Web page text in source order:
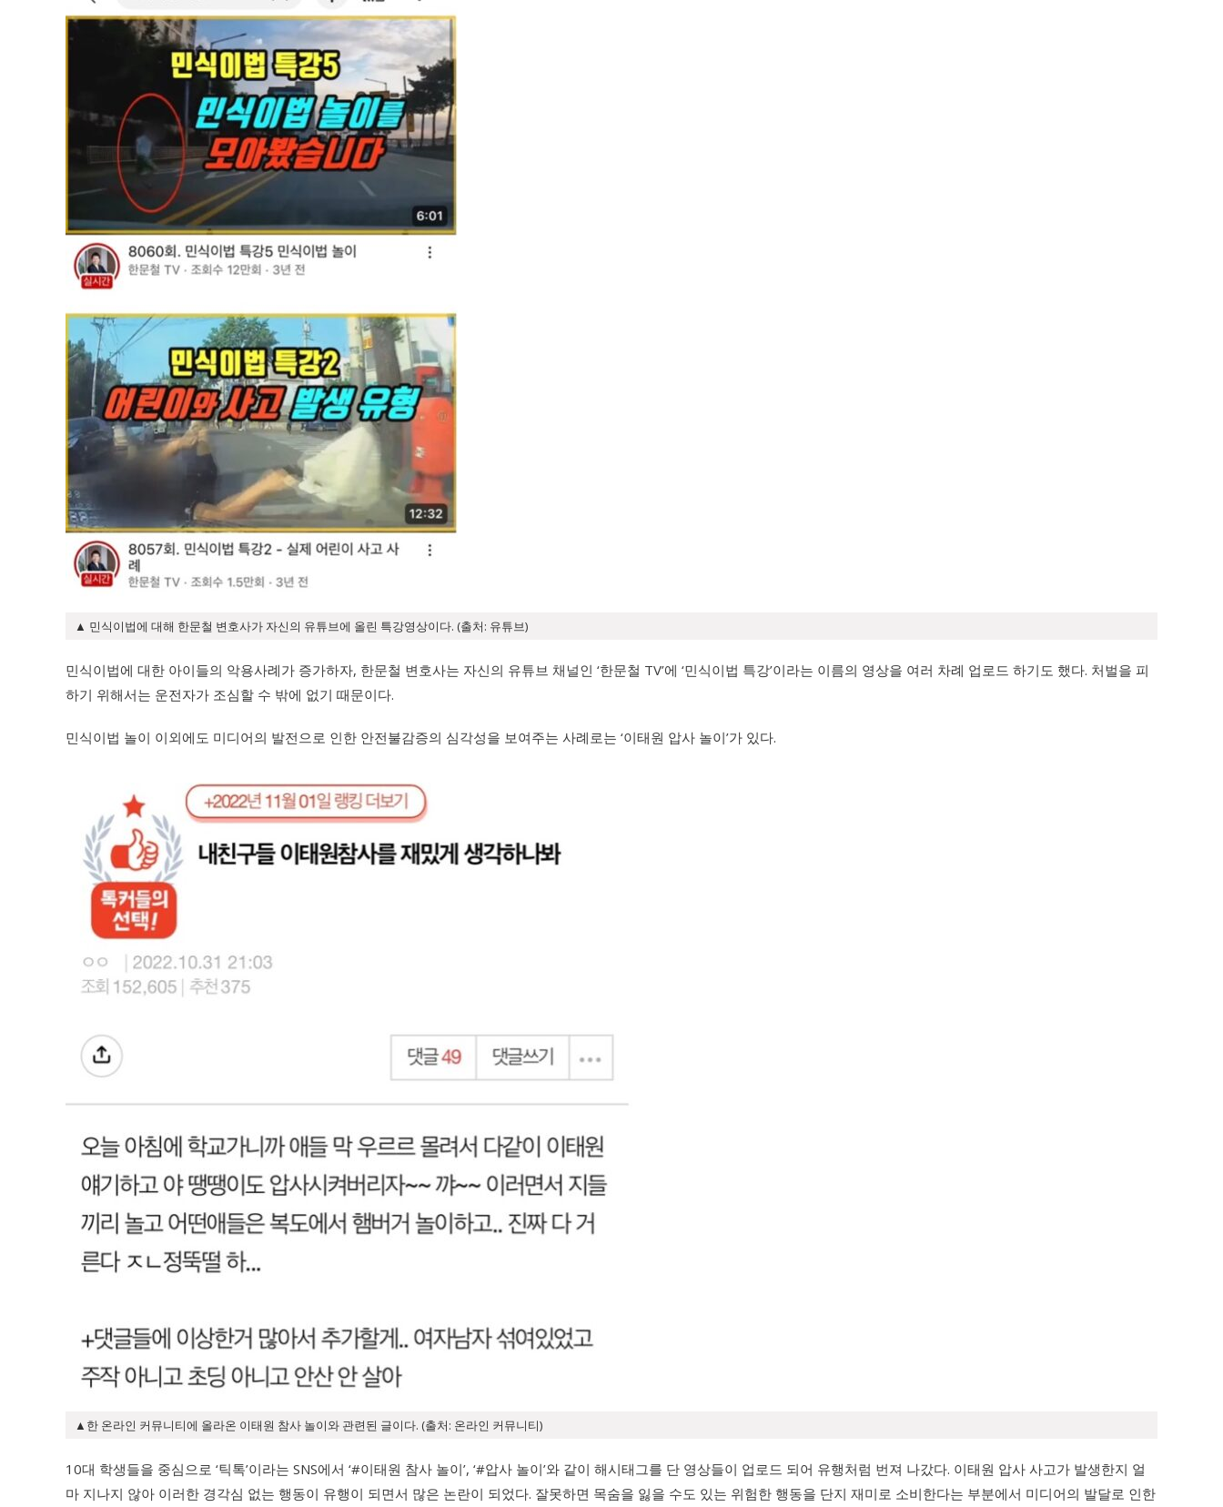
▲ 민식이법에 대해 한문철 변호사가 자신의 유튜브에 올린 특강영상이다. (출처: 유튜브)
민식이법에 대한 아이들의 악용사례가 증가하자, 한문철 변호사는 자신의 유튜브 채널인 ‘한문철 TV’에 ‘민식이법 특강’이라는 이름의 영상을 여러 차례 업로드 하기도 했다. 처벌을 피
하기 위해서는 운전자가 조심할 수 밖에 없기 때문이다.
민식이법 놀이 이외에도 미디어의 발전으로 인한 안전불감증의 심각성을 보여주는 사례로는 ‘이태원 압사 놀이’가 있다.
▲한 온라인 커뮤니티에 올라온 이태원 참사 놀이와 관련된 글이다. (출처: 온라인 커뮤니티)
10대 학생들을 중심으로 ‘틱톡’이라는 SNS에서 ‘#이태원 참사 놀이’, ‘#압사 놀이’와 같이 해시태그를 단 영상들이 업로드 되어 유행처럼 번져 나갔다. 이태원 압사 사고가 발생한지 얼
마 지나지 않아 이러한 경각심 없는 행동이 유행이 되면서 많은 논란이 되었다. 잘못하면 목숨을 잃을 수도 있는 위험한 행동을 단지 재미로 소비한다는 부분에서 미디어의 발달로 인한